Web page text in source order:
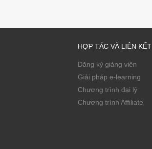
HỢP TÁC VÀ LIÊN KẾT
Đăng ký giảng viên
Giải pháp e-learning
Chương trình đại lý
Chương trình Affiliate